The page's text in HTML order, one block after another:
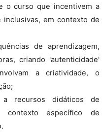
o curso que incentivem a
inclusivas, em contexto de
de aprendizagem,
criando 'autenticidade'
a criatividade, o
a recursos didáticos de
contexto específico de